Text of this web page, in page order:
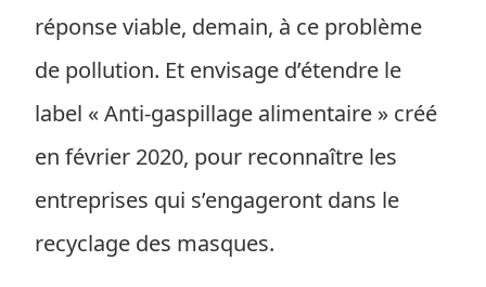
réponse viable, demain, à ce problème
de pollution. Et envisage d’étendre le
label « Anti-gaspillage alimentaire » créé
en février 2020, pour reconnaître les
entreprises qui s’engageront dans le
recyclage des masques.